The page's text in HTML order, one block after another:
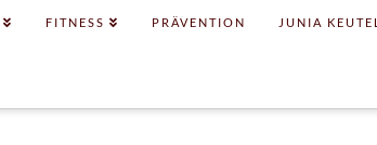
FITNESS PRÄVENTION JUNIA KEUTEL